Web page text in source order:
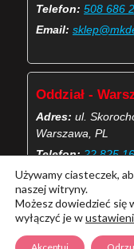
Telefon: 508 686
Email:
Oddział -
Adres: ul.
Warszawa, PL
Telefon: 22 825
Email:
(Więcej
Używamy ciasteczek,
naszej witryny.
Możesz dowiedzieć się
wyłączyć je w